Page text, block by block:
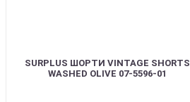
SURPLUS ШОРТИ VINTAGE SHORTS
WASHED OLIVE 07-5596-01